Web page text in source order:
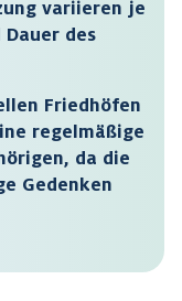
variieren je
des
Friedhöfen
regelmäßige
da die
Gedenken